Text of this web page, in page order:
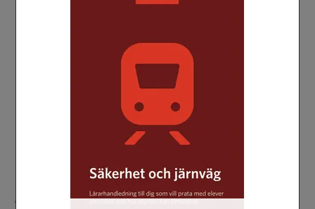
Den Gröna Frihetsrörelsen
Centerpartiets Ungdomsförbund
Direkt nr 2/2026
Läkare Utan Gränser